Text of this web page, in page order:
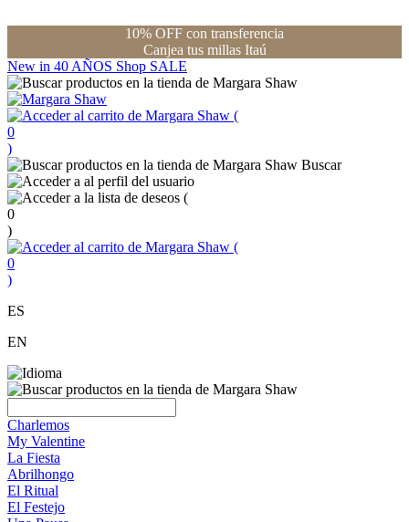
10% OFF con transferencia
Canjea tus millas Itaú
New in 40 AÑOS Shop SALE
(
0
)
Buscar
(
0
)
(
0
)
ES
EN
Charlemos
My Valentine
La Fiesta
Abrilhongo
El Ritual
El Festejo